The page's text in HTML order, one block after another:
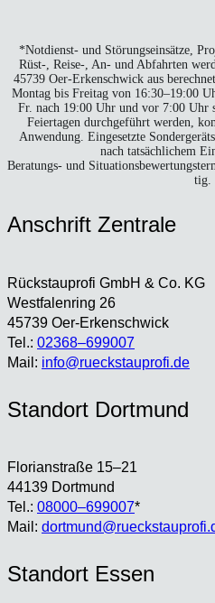
*Not­dienst- und Stö­rungs­ein­sät­ze,
Rüst‑, Reise‑, An- und Abfahr­ten
45739 Oer-Erken­sch­wick aus
Mon­tag bis Frei­tag von 16:30–19:00
Fr. nach 19:00 Uhr und vor 7:00 Uhr
Fei­er­ta­gen durch­ge­führt wer­den,
Anwen­dung. Ein­ge­setz­te
nach tat­säch­li­chem
Bera­tungs- und
tig.
Anschrift Zen­tra­le
Rück­stau­pro­fi GmbH & Co. KG
West­fa­len­ring 26
45739 Oer-Erken­sch­wick
Tel.: 02368–699007
Mail: info@rueckstauprofi.de
Stand­ort Dort­mund
Flo­ri­an­stra­ße 15–21
44139 Dort­mund
Tel.: 08000–699007*
Mail:
Stand­ort Essen